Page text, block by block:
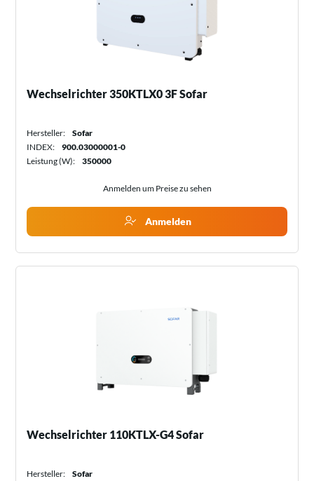
Wechselrichter 350KTLX0 3F Sofar
Hersteller:
Sofar
INDEX:
900.03000001-0
Leistung (W):
350000
Anmelden um Preise zu sehen
Anmelden
Wechselrichter 110KTLX-G4 Sofar
Hersteller:
Sofar